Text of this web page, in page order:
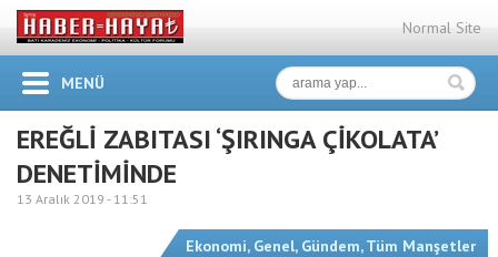
Normal Site
MENÜ
EREĞLİ ZABITASI ‘ŞIRINGA ÇİKOLATA’
DENETİMİNDE
13 Aralık 2019 - 11:51
Ekonomi, Genel, Gündem,Tüm Manşetler